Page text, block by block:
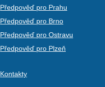
Předpověď pro Prahu
Předpověď pro Brno
Předpověď pro Ostravu
Předpověď pro Plzeň
Kontakty